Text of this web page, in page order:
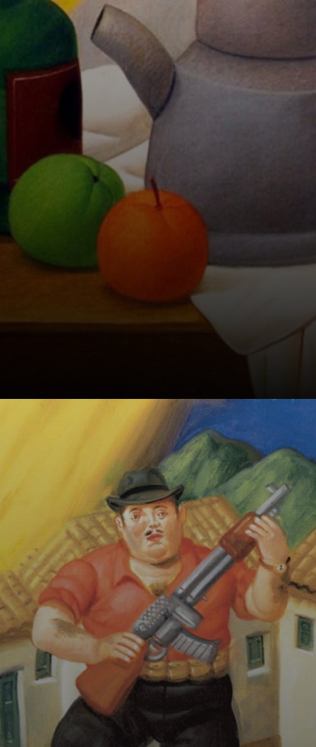
Les
caractéristiques
inconfundibles de
l'art de Botero ont
reçu le nom de
'Boterisme', car il
représente des
figures obèses,
toujours avec un
volume exagéré.
La cupidité
humaine est la
principale critique
de la sculpture de
Botero, qui
travaille